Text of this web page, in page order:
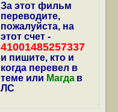
За этот фильм
переводите,
пожалуйста, на
этот счет -
41001485257337
и пишите, кто и
когда перевел в
теме или Магда в
ЛС